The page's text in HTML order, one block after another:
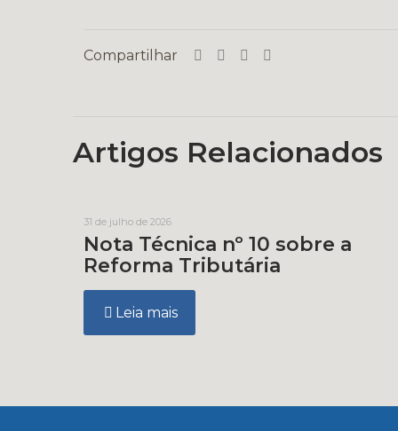
Compartilhar
Artigos Relacionados
31 de julho de 2026
Nota Técnica nº 10 sobre a
Reforma Tributária
Leia mais